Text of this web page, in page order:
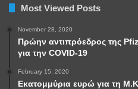
Most Viewed Posts
November 28, 2020
Πρώην αντιπρόεδρος της
για την COVID-19
February 15, 2020
Εκατομμύρια ευρώ για τη